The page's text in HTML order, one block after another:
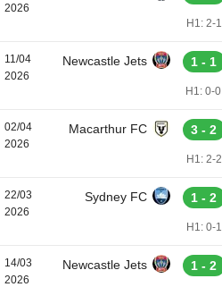
2026
H1: 2-1
11/04
2026
Newcastle Jets 1 - 1
H1: 0-0
02/04
2026
Macarthur FC 3 - 2
H1: 2-2
22/03
2026
Sydney FC 1 - 2
H1: 0-1
14/03
2026
Newcastle Jets 1 - 2